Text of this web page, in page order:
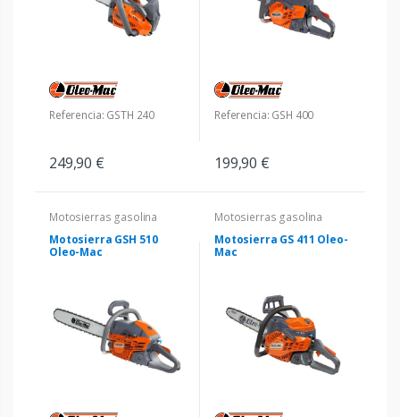
Referencia: GSTH 240
249,90 €
Referencia: GSH 400
199,90 €
Motosierras gasolina
Motosierra GSH 510
Oleo-Mac
Motosierras gasolina
Motosierra GS 411 Oleo-
Mac